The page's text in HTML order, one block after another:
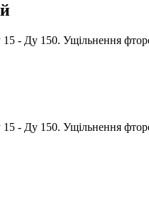
- Ду 150. Ущільнення
- Ду 150. Ущільнення